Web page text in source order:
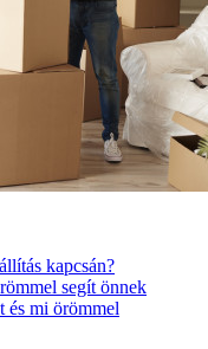
kapcsán?
segít önnek
és mi örömmel